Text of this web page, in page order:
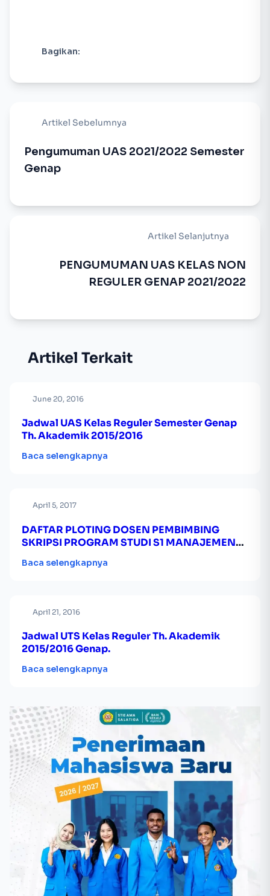
Bagikan:
Artikel Sebelumnya
Pengumuman UAS 2021/2022 Semester
Genap
Artikel Selanjutnya
PENGUMUMAN UAS KELAS NON
REGULER GENAP 2021/2022
Artikel Terkait
June 20, 2016
Jadwal UAS Kelas Reguler Semester Genap
Th. Akademik 2015/2016
Baca selengkapnya
April 5, 2017
DAFTAR PLOTING DOSEN PEMBIMBING
SKRIPSI PROGRAM STUDI S1 MANAJEMEN
Baca selengkapnya
April 21, 2016
Jadwal UTS Kelas Reguler Th. Akademik
2015/2016 Genap.
Baca selengkapnya